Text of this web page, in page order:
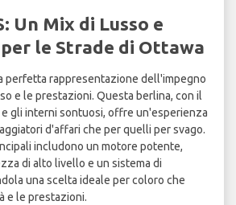
Un Mix di Lusso e
le Strade di Ottawa
perfetta rappresentazione dell'impegno
e le prestazioni. Questa berlina, con il
gli interni sontuosi, offre un'esperienza
d'affari che per quelli per svago.
includono un motore potente,
di alto livello e un sistema di
una scelta ideale per coloro che
e le prestazioni.